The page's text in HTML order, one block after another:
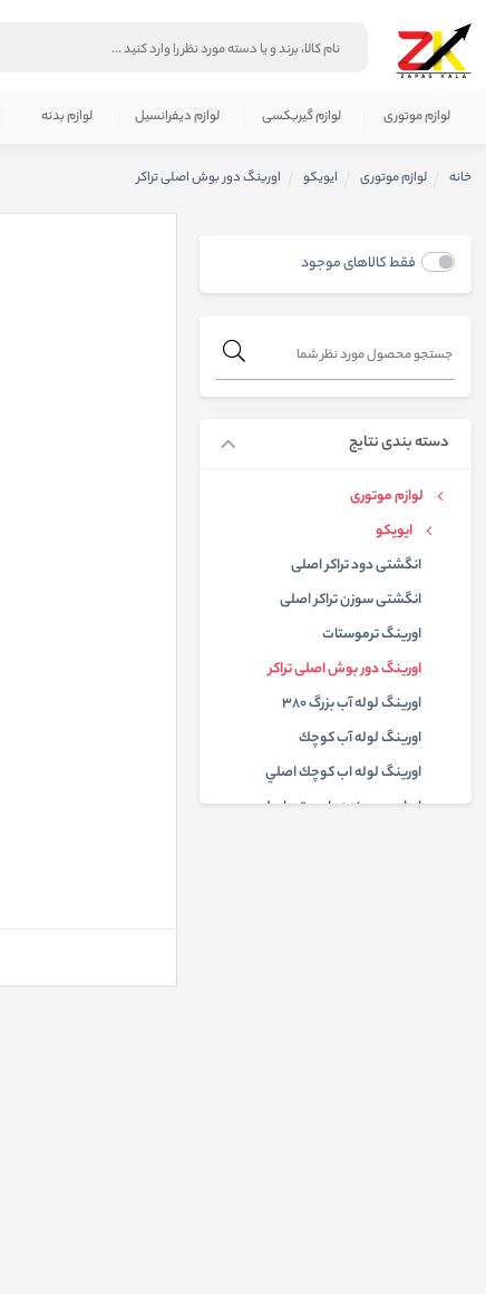
لوازم موتوری لوازم گیربکسی لوازم دیفرانسیل لوازم بدنه
خانه لوازم موتوری ایویکو اورينگ دور بوش اصلی تراكر
فقط کالاهای موجود
دسته بندی نتایج
لوازم موتوری
ایویکو
انگشتی دود تراكر اصلی
انگشتی سوزن تراكر اصلی
اورينگ ترموستات
اورينگ دور بوش اصلی تراكر
اورينگ لوله آب بزرگ 380
اورينگ لوله آب كوچك
اورينگ لوله اب كوچك اصلي
اويل پمپ دنده دار موتور اصلی